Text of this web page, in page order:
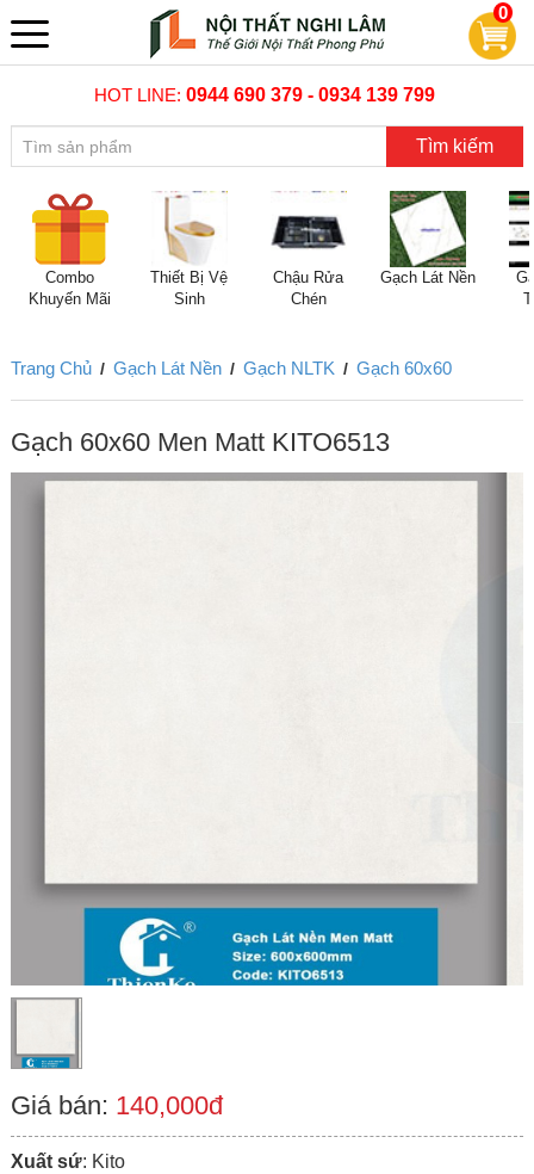
0
HOT LINE:0944 690 379 - 0934 139 799
Tìm kiếm
Combo
Khuyến Mãi
Thiết Bị Vệ
Sinh
Chậu Rửa
Chén
Gạch Lát Nền
Trang Chủ / Gạch Lát Nền / Gạch NLTK / Gạch 60x60
Gạch 60x60 Men Matt KITO6513
Giá bán: 140,000đ
Xuất sứ: Kito